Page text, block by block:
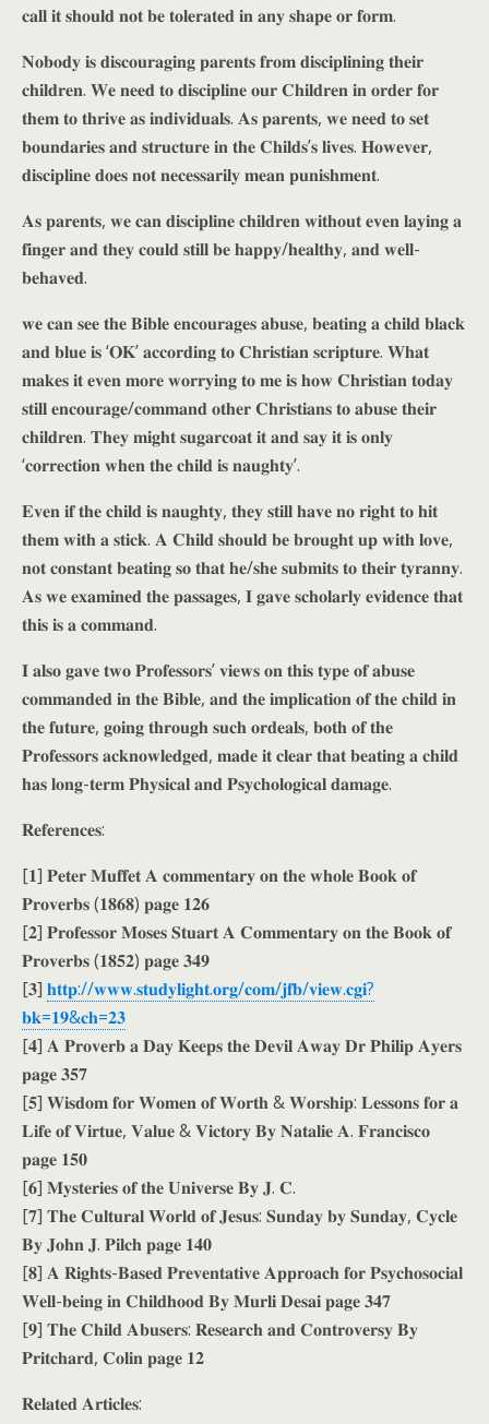
𝐜𝐚𝐥𝐥 𝐢𝐭 𝐬𝐡𝐨𝐮𝐥𝐝 𝐧𝐨𝐭 𝐛𝐞 𝐭𝐨𝐥𝐞𝐫𝐚𝐭𝐞𝐝 𝐢𝐧 𝐚𝐧𝐲 𝐬𝐡𝐚𝐩𝐞 𝐨𝐫 𝐟𝐨𝐫𝐦.
𝐍𝐨𝐛𝐨𝐝𝐲 𝐢𝐬 𝐝𝐢𝐬𝐜𝐨𝐮𝐫𝐚𝐠𝐢𝐧𝐠 𝐩𝐚𝐫𝐞𝐧𝐭𝐬 𝐟𝐫𝐨𝐦 𝐝𝐢𝐬𝐜𝐢𝐩𝐥𝐢𝐧𝐢𝐧𝐠 𝐭𝐡𝐞𝐢𝐫
𝐜𝐡𝐢𝐥𝐝𝐫𝐞𝐧. 𝐖𝐞 𝐧𝐞𝐞𝐝 𝐭𝐨 𝐝𝐢𝐬𝐜𝐢𝐩𝐥𝐢𝐧𝐞 𝐨𝐮𝐫 𝐂𝐡𝐢𝐥𝐝𝐫𝐞𝐧 𝐢𝐧 𝐨𝐫𝐝𝐞𝐫 𝐟𝐨𝐫
𝐭𝐡𝐞𝐦 𝐭𝐨 𝐭𝐡𝐫𝐢𝐯𝐞 𝐚𝐬 𝐢𝐧𝐝𝐢𝐯𝐢𝐝𝐮𝐚𝐥𝐬. 𝐀𝐬 𝐩𝐚𝐫𝐞𝐧𝐭𝐬, 𝐰𝐞 𝐧𝐞𝐞𝐝 𝐭𝐨 𝐬𝐞𝐭
𝐛𝐨𝐮𝐧𝐝𝐚𝐫𝐢𝐞𝐬 𝐚𝐧𝐝 𝐬𝐭𝐫𝐮𝐜𝐭𝐮𝐫𝐞 𝐢𝐧 𝐭𝐡𝐞 𝐂𝐡𝐢𝐥𝐝𝐬’𝐬 𝐥𝐢𝐯𝐞𝐬. 𝐇𝐨𝐰𝐞𝐯𝐞𝐫,
𝐝𝐢𝐬𝐜𝐢𝐩𝐥𝐢𝐧𝐞 𝐝𝐨𝐞𝐬 𝐧𝐨𝐭 𝐧𝐞𝐜𝐞𝐬𝐬𝐚𝐫𝐢𝐥𝐲 𝐦𝐞𝐚𝐧 𝐩𝐮𝐧𝐢𝐬𝐡𝐦𝐞𝐧𝐭.
𝐀𝐬 𝐩𝐚𝐫𝐞𝐧𝐭𝐬, 𝐰𝐞 𝐜𝐚𝐧 𝐝𝐢𝐬𝐜𝐢𝐩𝐥𝐢𝐧𝐞 𝐜𝐡𝐢𝐥𝐝𝐫𝐞𝐧 𝐰𝐢𝐭𝐡𝐨𝐮𝐭 𝐞𝐯𝐞𝐧 𝐥𝐚𝐲𝐢𝐧𝐠 𝐚
𝐟𝐢𝐧𝐠𝐞𝐫 𝐚𝐧𝐝 𝐭𝐡𝐞𝐲 𝐜𝐨𝐮𝐥𝐝 𝐬𝐭𝐢𝐥𝐥 𝐛𝐞 𝐡𝐚𝐩𝐩𝐲/𝐡𝐞𝐚𝐥𝐭𝐡𝐲, 𝐚𝐧𝐝 𝐰𝐞𝐥𝐥-
𝐛𝐞𝐡𝐚𝐯𝐞𝐝.
𝐰𝐞 𝐜𝐚𝐧 𝐬𝐞𝐞 𝐭𝐡𝐞 𝐁𝐢𝐛𝐥𝐞 𝐞𝐧𝐜𝐨𝐮𝐫𝐚𝐠𝐞𝐬 𝐚𝐛𝐮𝐬𝐞, 𝐛𝐞𝐚𝐭𝐢𝐧𝐠 𝐚 𝐜𝐡𝐢𝐥𝐝 𝐛𝐥𝐚𝐜𝐤
𝐚𝐧𝐝 𝐛𝐥𝐮𝐞 𝐢𝐬 ‘𝐎𝐊’ 𝐚𝐜𝐜𝐨𝐫𝐝𝐢𝐧𝐠 𝐭𝐨 𝐂𝐡𝐫𝐢𝐬𝐭𝐢𝐚𝐧 𝐬𝐜𝐫𝐢𝐩𝐭𝐮𝐫𝐞. 𝐖𝐡𝐚𝐭
𝐦𝐚𝐤𝐞𝐬 𝐢𝐭 𝐞𝐯𝐞𝐧 𝐦𝐨𝐫𝐞 𝐰𝐨𝐫𝐫𝐲𝐢𝐧𝐠 𝐭𝐨 𝐦𝐞 𝐢𝐬 𝐡𝐨𝐰 𝐂𝐡𝐫𝐢𝐬𝐭𝐢𝐚𝐧 𝐭𝐨𝐝𝐚𝐲
𝐬𝐭𝐢𝐥𝐥 𝐞𝐧𝐜𝐨𝐮𝐫𝐚𝐠𝐞/𝐜𝐨𝐦𝐦𝐚𝐧𝐝 𝐨𝐭𝐡𝐞𝐫 𝐂𝐡𝐫𝐢𝐬𝐭𝐢𝐚𝐧𝐬 𝐭𝐨 𝐚𝐛𝐮𝐬𝐞 𝐭𝐡𝐞𝐢𝐫
𝐜𝐡𝐢𝐥𝐝𝐫𝐞𝐧. 𝐓𝐡𝐞𝐲 𝐦𝐢𝐠𝐡𝐭 𝐬𝐮𝐠𝐚𝐫𝐜𝐨𝐚𝐭 𝐢𝐭 𝐚𝐧𝐝 𝐬𝐚𝐲 𝐢𝐭 𝐢𝐬 𝐨𝐧𝐥𝐲
‘𝐜𝐨𝐫𝐫𝐞𝐜𝐭𝐢𝐨𝐧 𝐰𝐡𝐞𝐧 𝐭𝐡𝐞 𝐜𝐡𝐢𝐥𝐝 𝐢𝐬 𝐧𝐚𝐮𝐠𝐡𝐭𝐲’.
𝐄𝐯𝐞𝐧 𝐢𝐟 𝐭𝐡𝐞 𝐜𝐡𝐢𝐥𝐝 𝐢𝐬 𝐧𝐚𝐮𝐠𝐡𝐭𝐲, 𝐭𝐡𝐞𝐲 𝐬𝐭𝐢𝐥𝐥 𝐡𝐚𝐯𝐞 𝐧𝐨 𝐫𝐢𝐠𝐡𝐭 𝐭𝐨 𝐡𝐢𝐭
𝐭𝐡𝐞𝐦 𝐰𝐢𝐭𝐡 𝐚 𝐬𝐭𝐢𝐜𝐤. 𝐀 𝐂𝐡𝐢𝐥𝐝 𝐬𝐡𝐨𝐮𝐥𝐝 𝐛𝐞 𝐛𝐫𝐨𝐮𝐠𝐡𝐭 𝐮𝐩 𝐰𝐢𝐭𝐡 𝐥𝐨𝐯𝐞,
𝐧𝐨𝐭 𝐜𝐨𝐧𝐬𝐭𝐚𝐧𝐭 𝐛𝐞𝐚𝐭𝐢𝐧𝐠 𝐬𝐨 𝐭𝐡𝐚𝐭 𝐡𝐞/𝐬𝐡𝐞 𝐬𝐮𝐛𝐦𝐢𝐭𝐬 𝐭𝐨 𝐭𝐡𝐞𝐢𝐫 𝐭𝐲𝐫𝐚𝐧𝐧𝐲.
𝐀𝐬 𝐰𝐞 𝐞𝐱𝐚𝐦𝐢𝐧𝐞𝐝 𝐭𝐡𝐞 𝐩𝐚𝐬𝐬𝐚𝐠𝐞𝐬, 𝐈 𝐠𝐚𝐯𝐞 𝐬𝐜𝐡𝐨𝐥𝐚𝐫𝐥𝐲 𝐞𝐯𝐢𝐝𝐞𝐧𝐜𝐞 𝐭𝐡𝐚𝐭
𝐭𝐡𝐢𝐬 𝐢𝐬 𝐚 𝐜𝐨𝐦𝐦𝐚𝐧𝐝.
𝐈 𝐚𝐥𝐬𝐨 𝐠𝐚𝐯𝐞 𝐭𝐰𝐨 𝐏𝐫𝐨𝐟𝐞𝐬𝐬𝐨𝐫𝐬’ 𝐯𝐢𝐞𝐰𝐬 𝐨𝐧 𝐭𝐡𝐢𝐬 𝐭𝐲𝐩𝐞 𝐨𝐟 𝐚𝐛𝐮𝐬𝐞
𝐜𝐨𝐦𝐦𝐚𝐧𝐝𝐞𝐝 𝐢𝐧 𝐭𝐡𝐞 𝐁𝐢𝐛𝐥𝐞, 𝐚𝐧𝐝 𝐭𝐡𝐞 𝐢𝐦𝐩𝐥𝐢𝐜𝐚𝐭𝐢𝐨𝐧 𝐨𝐟 𝐭𝐡𝐞 𝐜𝐡𝐢𝐥𝐝 𝐢𝐧
𝐭𝐡𝐞 𝐟𝐮𝐭𝐮𝐫𝐞, 𝐠𝐨𝐢𝐧𝐠 𝐭𝐡𝐫𝐨𝐮𝐠𝐡 𝐬𝐮𝐜𝐡 𝐨𝐫𝐝𝐞𝐚𝐥𝐬, 𝐛𝐨𝐭𝐡 𝐨𝐟 𝐭𝐡𝐞
𝐏𝐫𝐨𝐟𝐞𝐬𝐬𝐨𝐫𝐬 𝐚𝐜𝐤𝐧𝐨𝐰𝐥𝐞𝐝𝐠𝐞𝐝, 𝐦𝐚𝐝𝐞 𝐢𝐭 𝐜𝐥𝐞𝐚𝐫 𝐭𝐡𝐚𝐭 𝐛𝐞𝐚𝐭𝐢𝐧𝐠 𝐚 𝐜𝐡𝐢𝐥𝐝
𝐡𝐚𝐬 𝐥𝐨𝐧𝐠-𝐭𝐞𝐫𝐦 𝐏𝐡𝐲𝐬𝐢𝐜𝐚𝐥 𝐚𝐧𝐝 𝐏𝐬𝐲𝐜𝐡𝐨𝐥𝐨𝐠𝐢𝐜𝐚𝐥 𝐝𝐚𝐦𝐚𝐠𝐞.
𝐑𝐞𝐟𝐞𝐫𝐞𝐧𝐜𝐞𝐬:
[𝟏] 𝐏𝐞𝐭𝐞𝐫 𝐌𝐮𝐟𝐟𝐞𝐭 𝐀 𝐜𝐨𝐦𝐦𝐞𝐧𝐭𝐚𝐫𝐲 𝐨𝐧 𝐭𝐡𝐞 𝐰𝐡𝐨𝐥𝐞 𝐁𝐨𝐨𝐤 𝐨𝐟
𝐏𝐫𝐨𝐯𝐞𝐫𝐛𝐬 (𝟏𝟖𝟔𝟖) 𝐩𝐚𝐠𝐞 𝟏𝟐𝟔
[𝟐] 𝐏𝐫𝐨𝐟𝐞𝐬𝐬𝐨𝐫 𝐌𝐨𝐬𝐞𝐬 𝐒𝐭𝐮𝐚𝐫𝐭 𝐀 𝐂𝐨𝐦𝐦𝐞𝐧𝐭𝐚𝐫𝐲 𝐨𝐧 𝐭𝐡𝐞 𝐁𝐨𝐨𝐤 𝐨𝐟
𝐏𝐫𝐨𝐯𝐞𝐫𝐛𝐬 (𝟏𝟖𝟓𝟐) 𝐩𝐚𝐠𝐞 𝟑𝟒𝟗
[𝟑] 𝐡𝐭𝐭𝐩://𝐰𝐰𝐰.𝐬𝐭𝐮𝐝𝐲𝐥𝐢𝐠𝐡𝐭.𝐨𝐫𝐠/𝐜𝐨𝐦/𝐣𝐟𝐛/𝐯𝐢𝐞𝐰.𝐜𝐠𝐢?
𝐛𝐤=𝟏𝟗&𝐜𝐡=𝟐𝟑
[𝟒] 𝐀 𝐏𝐫𝐨𝐯𝐞𝐫𝐛 𝐚 𝐃𝐚𝐲 𝐊𝐞𝐞𝐩𝐬 𝐭𝐡𝐞 𝐃𝐞𝐯𝐢𝐥 𝐀𝐰𝐚𝐲 𝐃𝐫 𝐏𝐡𝐢𝐥𝐢𝐩 𝐀𝐲𝐞𝐫𝐬
𝐩𝐚𝐠𝐞 𝟑𝟓𝟕
[𝟓] 𝐖𝐢𝐬𝐝𝐨𝐦 𝐟𝐨𝐫 𝐖𝐨𝐦𝐞𝐧 𝐨𝐟 𝐖𝐨𝐫𝐭𝐡 & 𝐖𝐨𝐫𝐬𝐡𝐢𝐩: 𝐋𝐞𝐬𝐬𝐨𝐧𝐬 𝐟𝐨𝐫 𝐚
𝐋𝐢𝐟𝐞 𝐨𝐟 𝐕𝐢𝐫𝐭𝐮𝐞, 𝐕𝐚𝐥𝐮𝐞 & 𝐕𝐢𝐜𝐭𝐨𝐫𝐲 𝐁𝐲 𝐍𝐚𝐭𝐚𝐥𝐢𝐞 𝐀. 𝐅𝐫𝐚𝐧𝐜𝐢𝐬𝐜𝐨
𝐩𝐚𝐠𝐞 𝟏𝟓𝟎
[𝟔] 𝐌𝐲𝐬𝐭𝐞𝐫𝐢𝐞𝐬 𝐨𝐟 𝐭𝐡𝐞 𝐔𝐧𝐢𝐯𝐞𝐫𝐬𝐞 𝐁𝐲 𝐉. 𝐂.
[𝟕] 𝐓𝐡𝐞 𝐂𝐮𝐥𝐭𝐮𝐫𝐚𝐥 𝐖𝐨𝐫𝐥𝐝 𝐨𝐟 𝐉𝐞𝐬𝐮𝐬: 𝐒𝐮𝐧𝐝𝐚𝐲 𝐛𝐲 𝐒𝐮𝐧𝐝𝐚𝐲, 𝐂𝐲𝐜𝐥𝐞
𝐁𝐲 𝐉𝐨𝐡𝐧 𝐉. 𝐏𝐢𝐥𝐜𝐡 𝐩𝐚𝐠𝐞 𝟏𝟒𝟎
[𝟖] 𝐀 𝐑𝐢𝐠𝐡𝐭𝐬-𝐁𝐚𝐬𝐞𝐝 𝐏𝐫𝐞𝐯𝐞𝐧𝐭𝐚𝐭𝐢𝐯𝐞 𝐀𝐩𝐩𝐫𝐨𝐚𝐜𝐡 𝐟𝐨𝐫 𝐏𝐬𝐲𝐜𝐡𝐨𝐬𝐨𝐜𝐢𝐚𝐥
𝐖𝐞𝐥𝐥-𝐛𝐞𝐢𝐧𝐠 𝐢𝐧 𝐂𝐡𝐢𝐥𝐝𝐡𝐨𝐨𝐝 𝐁𝐲 𝐌𝐮𝐫𝐥𝐢 𝐃𝐞𝐬𝐚𝐢 𝐩𝐚𝐠𝐞 𝟑𝟒𝟕
[𝟗] 𝐓𝐡𝐞 𝐂𝐡𝐢𝐥𝐝 𝐀𝐛𝐮𝐬𝐞𝐫𝐬: 𝐑𝐞𝐬𝐞𝐚𝐫𝐜𝐡 𝐚𝐧𝐝 𝐂𝐨𝐧𝐭𝐫𝐨𝐯𝐞𝐫𝐬𝐲 𝐁𝐲
𝐏𝐫𝐢𝐭𝐜𝐡𝐚𝐫𝐝, 𝐂𝐨𝐥𝐢𝐧 𝐩𝐚𝐠𝐞 𝟏𝟐
𝐑𝐞𝐥𝐚𝐭𝐞𝐝 𝐀𝐫𝐭𝐢𝐜𝐥𝐞𝐬: